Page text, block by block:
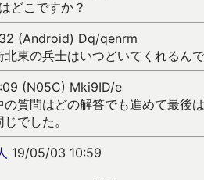
どこですか？
(Android) Dq/qenrm
東の兵士はいつどいてくれるん
(N05C) Mki9ID/e
の質問はどの解答でも進めて最後
でした。
19/05/03 10:59